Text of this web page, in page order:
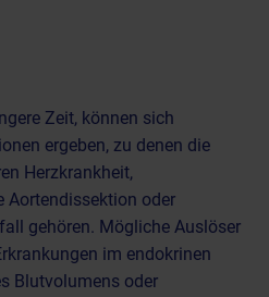
Zeit, können sich
ergeben, zu denen die
Herzkrankheit,
Aortendissektion oder
gehören. Mögliche Auslöser
im endokrinen
Blutvolumens oder